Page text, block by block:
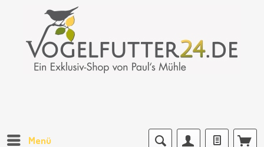
Menü